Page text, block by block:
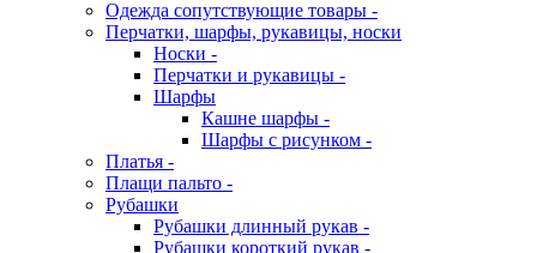
Одежда сопутствующие товары -
Перчатки, шарфы, рукавицы, носки
Носки -
Перчатки и рукавицы -
Шарфы
Кашне шарфы -
Шарфы с рисунком -
Платья -
Плащи пальто -
Рубашки
Рубашки длинный рукав -
Рубашки короткий рукав -